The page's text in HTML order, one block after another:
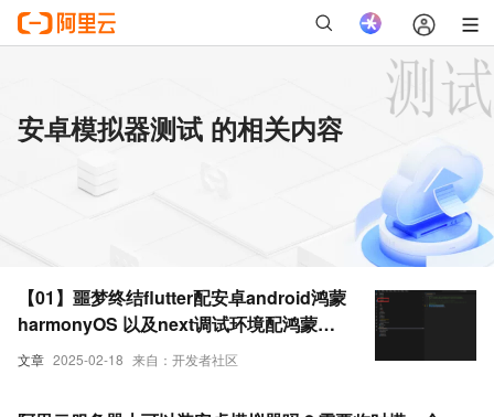
安卓模拟器测试 的相关内容
文章 2025-02-18 来自：开发者社区
【01】噩梦终结flutter配安卓android鸿蒙
harmonyOS 以及next调试环境配鸿蒙和
ios真机调试环境-flutter项目安卓环境配